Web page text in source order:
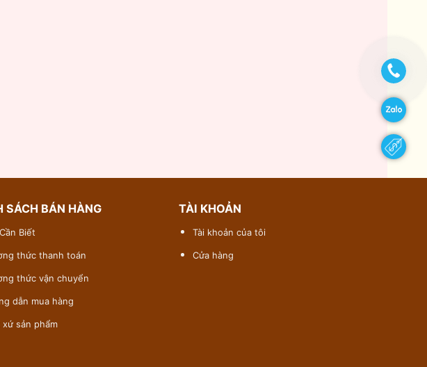
SÁCH BÁN HÀNG
Biết
thức thanh toán
thức vận chuyển
dẫn mua hàng
xứ sản phẩm
TÀI KHOẢN
Tài khoản của tôi
Cửa hàng